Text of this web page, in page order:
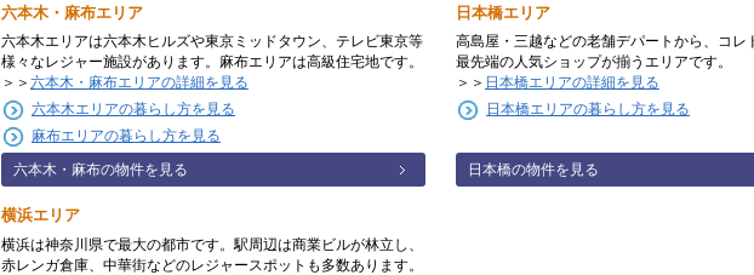
六本木・麻布エリア
六本木エリアは六本木ヒルズや東京ミッドタウン、テレビ東京等
様々なレジャー施設があります。麻布エリアは高級住宅地です。
＞＞ 六本木・麻布エリアの詳細を見る
六本木エリアの暮らし方を見る
麻布エリアの暮らし方を見る
六本木・麻布の物件を見る
日本橋エリア
高島屋・三越などの老舗デパートから、コレ
最先端の人気ショップが揃うエリアです。
＞＞ 日本橋エリアの詳細を見る
日本橋エリアの暮らし方を見る
日本橋の物件を見る
横浜エリア
横浜は神奈川県で最大の都市です。駅周辺は商業ビルが林立し、
赤レンガ倉庫、中華街などのレジャースポットも多数あります。